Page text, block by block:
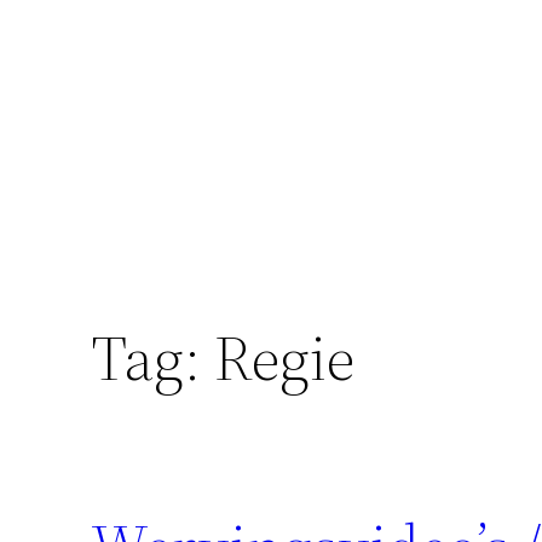
Tag: Regie